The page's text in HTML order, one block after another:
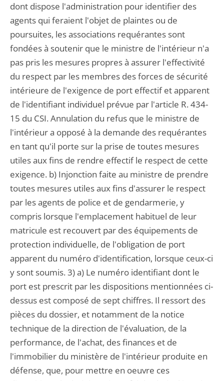
dont dispose l'administration pour identifier des
agents qui feraient l'objet de plaintes ou de
poursuites, les associations requérantes sont
fondées à soutenir que le ministre de l'intérieur n'a
pas pris les mesures propres à assurer l'effectivité
du respect par les membres des forces de sécurité
intérieure de l'exigence de port effectif et apparent
de l'identifiant individuel prévue par l'article R. 434-
15 du CSI. Annulation du refus que le ministre de
l'intérieur a opposé à la demande des requérantes
en tant qu'il porte sur la prise de toutes mesures
utiles aux fins de rendre effectif le respect de cette
exigence. b) Injonction faite au ministre de prendre
toutes mesures utiles aux fins d'assurer le respect
par les agents de police et de gendarmerie, y
compris lorsque l'emplacement habituel de leur
matricule est recouvert par des équipements de
protection individuelle, de l'obligation de port
apparent du numéro d'identification, lorsque ceux-ci
y sont soumis. 3) a) Le numéro identifiant dont le
port est prescrit par les dispositions mentionnées ci-
dessus est composé de sept chiffres. Il ressort des
pièces du dossier, et notamment de la notice
technique de la direction de l'évaluation, de la
performance, de l'achat, des finances et de
l'immobilier du ministère de l'intérieur produite en
défense, que, pour mettre en oeuvre ces